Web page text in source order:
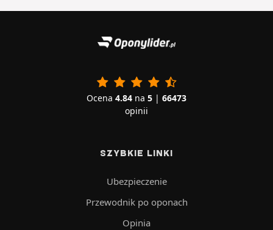
Ocena 4.84 na 5 | 66473
opinii
SZYBKIE LINKI
Ubezpieczenie
Przewodnik po oponach
Opinia